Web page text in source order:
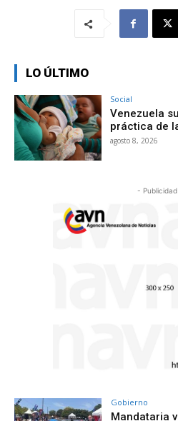
LO ÚLTIMO
Social
Venezuela
práctica de
agosto 8, 2026
-
Gobierno
Mandataria